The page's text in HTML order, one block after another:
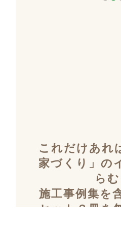
これだけあれ
家づくり」の
らむ
施工事例集を
セット３冊を